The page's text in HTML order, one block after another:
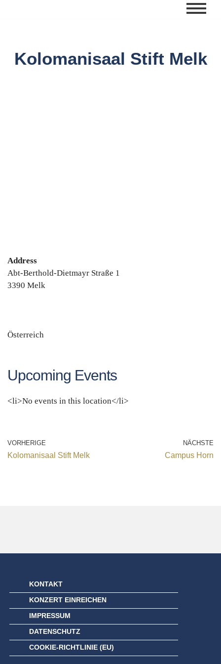
springen
Kolomanisaal Stift Melk
Address
Abt-Berthold-Dietmayr Straße 1
3390 Melk
Österreich
Upcoming Events
<li>No events in this location</li>
VORHERIGE
Kolomanisaal Stift Melk
NÄCHSTE
Campus Horn
KONTAKT
KONZERT EINREICHEN
IMPRESSUM
DATENSCHUTZ
COOKIE-RICHTLINIE (EU)